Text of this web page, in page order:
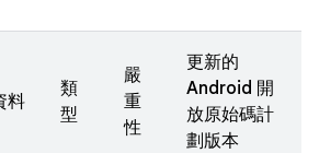
料
類
型
嚴
重
性
更新的
Android 開
放原始碼計
劃版本